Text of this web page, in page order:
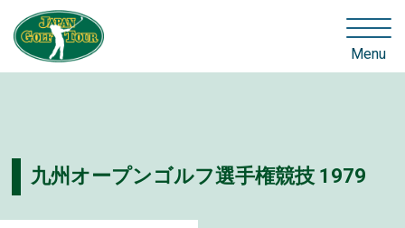
Menu
九州オープンゴルフ選手権競技 1979